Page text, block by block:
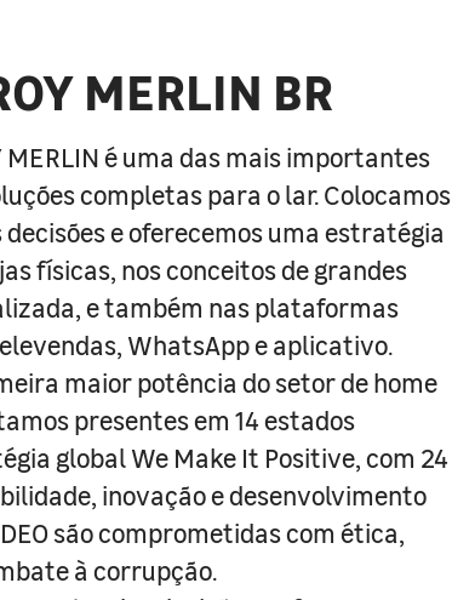
MERLIN BR
MERLIN é uma das mais importantes
completas para o lar. Colocamos
e oferecemos uma estratégia
físicas, nos conceitos de grandes
e também nas plataformas
WhatsApp e aplicativo.
maior potência do setor de home
presentes em 14 estados
global We Make It Positive, com 24
inovação e desenvolvimento
são comprometidas com ética,
à corrupção.